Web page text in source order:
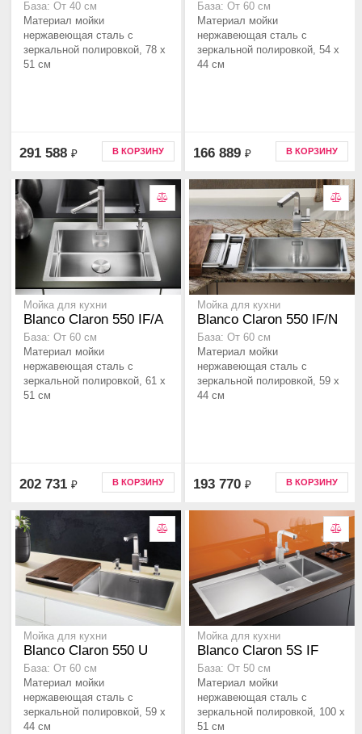
База: От 40 см
Материал мойки
нержавеющая сталь с
зеркальной полировкой, 78 x
51 см
291 588 ₽ В КОРЗИНУ
База: От 60 см
Материал мойки
нержавеющая сталь с
зеркальной полировкой, 54 x
44 см
166 889 ₽ В КОРЗИНУ
Мойка для кухни
Blanco Claron 550 IF/A
База: От 60 см
Материал мойки
нержавеющая сталь с
зеркальной полировкой, 61 x
51 см
202 731 ₽ В КОРЗИНУ
Мойка для кухни
Blanco Claron 550 IF/N
База: От 60 см
Материал мойки
нержавеющая сталь с
зеркальной полировкой, 59 x
44 см
193 770 ₽ В КОРЗИНУ
Мойка для кухни
Blanco Claron 550 U
База: От 60 см
Материал мойки
нержавеющая сталь с
зеркальной полировкой, 59 x
44 см
Мойка для кухни
Blanco Claron 5S IF
База: От 50 см
Материал мойки
нержавеющая сталь с
зеркальной полировкой, 100 x
51 см